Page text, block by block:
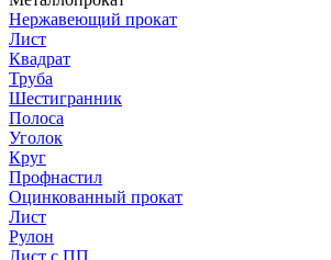
Нержавеющий прокат
Лист
Квадрат
Труба
Шестигранник
Полоса
Уголок
Круг
Профнастил
Оцинкованный прокат
Лист
Рулон
Лист с ПП